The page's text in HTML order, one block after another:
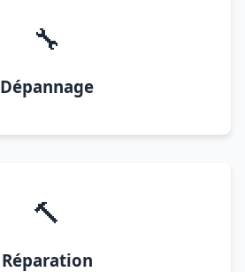
🔧
Dépannage
🔨
Réparation